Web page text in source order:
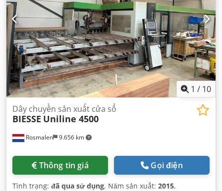
1 / 10
Rosmalen 9.656 km
Dây chuyền sản xuất cửa sổ
BIESSE Uniline 4500
Thông tin giá Gọi điện
Tình trạng: đã qua sử dụng, Năm sản xuất: 2015,